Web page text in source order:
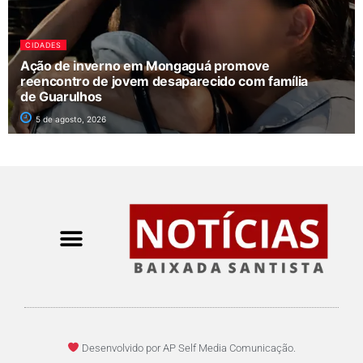
CIDADES
Ação de inverno em Mongaguá promove
reencontro de jovem desaparecido com família
de Guarulhos
5 de agosto, 2026
Desenvolvido por AP Self Media Comunicação.